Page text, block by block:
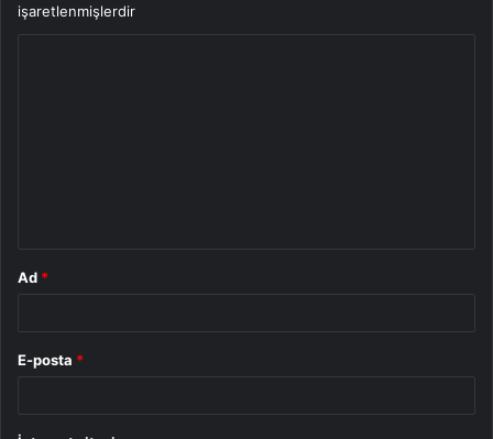
işaretlenmişlerdir
Ad *
E-posta *